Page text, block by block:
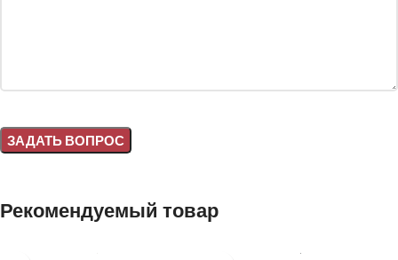
Рекомендуемый товар